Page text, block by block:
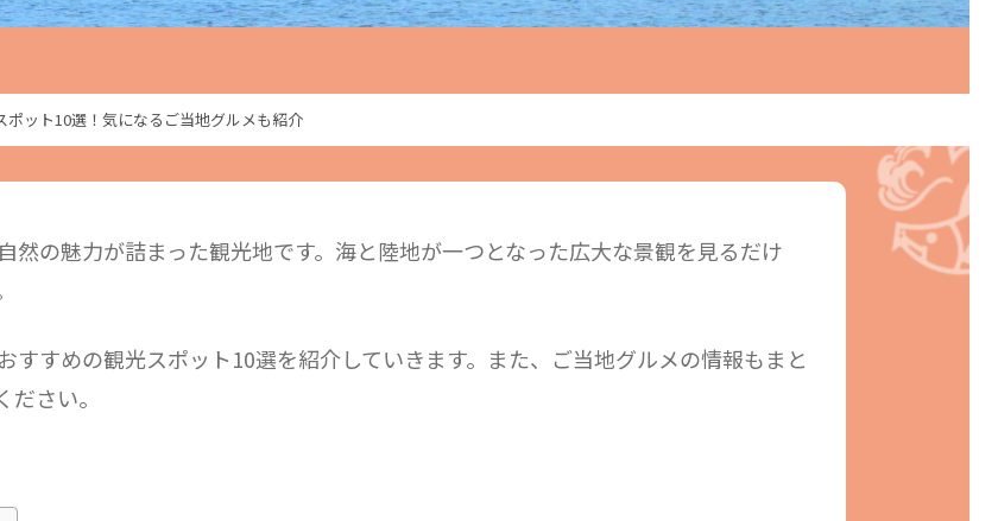
ポット10選！気になるご当地グルメも紹介
然の魅力が詰まった観光地です。海と陸地が一つとなった広大な景観を見るだけ
すすめの観光スポット10選を紹介していきます。また、ご当地グルメの情報もまと
さい。